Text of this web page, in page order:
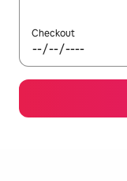
Checkout